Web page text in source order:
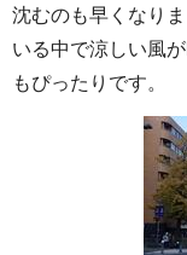
沈むのも早くなり
いる中で涼しい風
もぴったりです。